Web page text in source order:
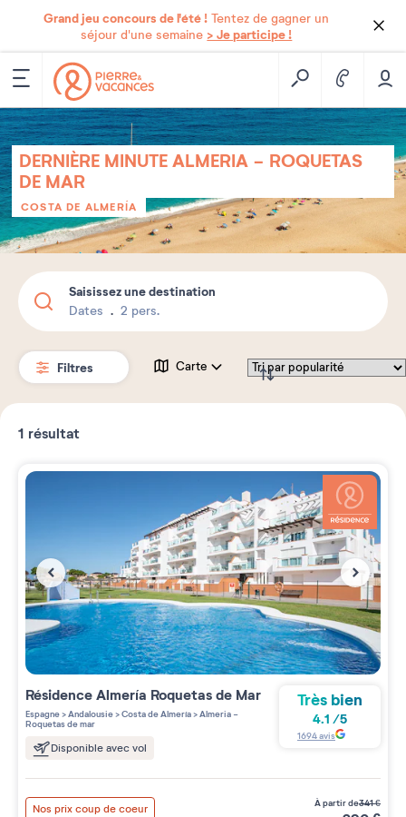
Grand jeu concours de l'été ! Tentez de gagner un
séjour d'une semaine > Je participe !
DERNIÈRE MINUTE ALMERIA - ROQUETAS
DE MAR
COSTA DE ALMERÍA
Saisissez une destination
Dates 2 pers.
Filtres Carte
1 résultat
RésidenceAlmería Roquetas de Mar
Espagne>Andalousie>Costa de Almería>Almeria -
Roquetas de mar
Disponible avec vol
Très bien
4.1 /5
1694avis
Nos prix coup de coeur à partir de341€